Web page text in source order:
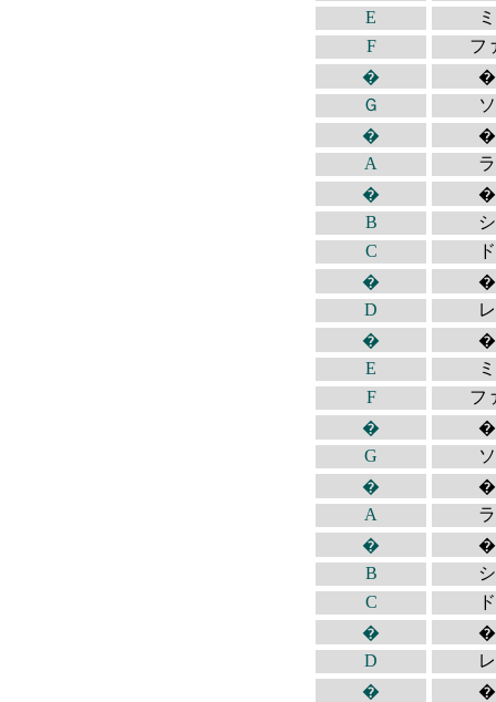
E
ミ
F
フ
�
�
Ｇ
ソ
�
�
A
ラ
�
�
B
シ
C
ド
�
�
D
レ
�
�
E
ミ
F
フ
�
�
G
ソ
�
�
A
ラ
�
�
B
シ
C
ド
�
�
D
レ
�
�